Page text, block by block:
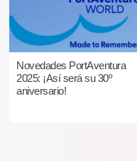
Novedades PortAventura
2025: ¡Así será su 30º
aniversario!